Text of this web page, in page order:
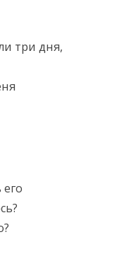
три дня,